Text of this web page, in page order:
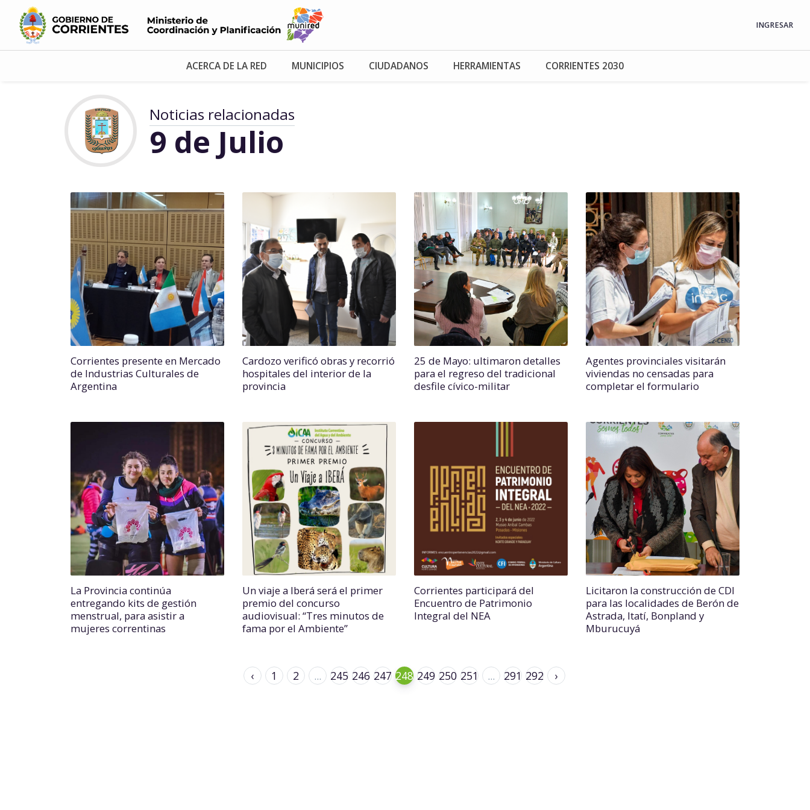
INGRESAR
ACERCA DE LA RED MUNICIPIOS CIUDADANOS HERRAMIENTAS CORRIENTES 2030
Noticias relacionadas
9 de Julio
Corrientes presente en Mercado
de Industrias Culturales de
Argentina
Cardozo verificó obras y recorrió
hospitales del interior de la
provincia
25 de Mayo: ultimaron detalles
para el regreso del tradicional
desfile cívico-militar
Agentes provinciales visitarán
viviendas no censadas para
completar el formulario
La Provincia continúa
entregando kits de gestión
menstrual, para asistir a
mujeres correntinas
Un viaje a Iberá será el primer
premio del concurso
audiovisual: “Tres minutos de
fama por el Ambiente”
Corrientes participará del
Encuentro de Patrimonio
Integral del NEA
Licitaron la construcción de CDI
para las localidades de Berón de
Astrada, Itatí, Bonpland y
Mburucuyá
‹ 1 2 ... 245 246 247 248 249 250 251 ... 291 292 ›